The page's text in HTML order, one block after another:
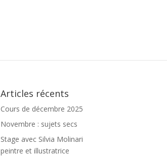
Articles récents
Cours de décembre 2025
Novembre : sujets secs
Stage avec Silvia Molinari
peintre et illustratrice